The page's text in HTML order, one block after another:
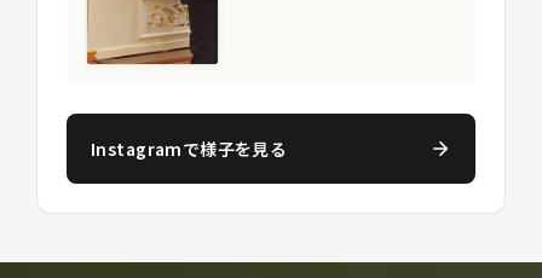
Instagramで様子を見る